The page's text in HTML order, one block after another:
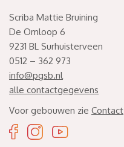
Scriba Mattie Bruining
De Omloop 6
9231 BL Surhuisterveen
0512 – 362 973
info@pgsb.nl
alle contactgegevens
Voor gebouwen zie Contact